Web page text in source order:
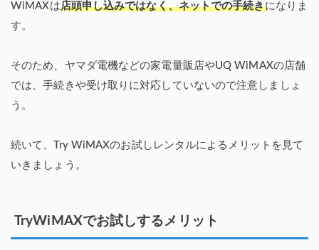
WiMAXは店頭申し込みではなく、ネットでの手続きになりま
す。
そのため、ヤマダ電機などの家電量販店やUQ WiMAXの店舗
では、手続きや受け取りに対応していないので注意しましょ
う。
続いて、Try WiMAXのお試しレンタルによるメリットを見て
いきましょう。
TryWiMAXでお試しするメリット